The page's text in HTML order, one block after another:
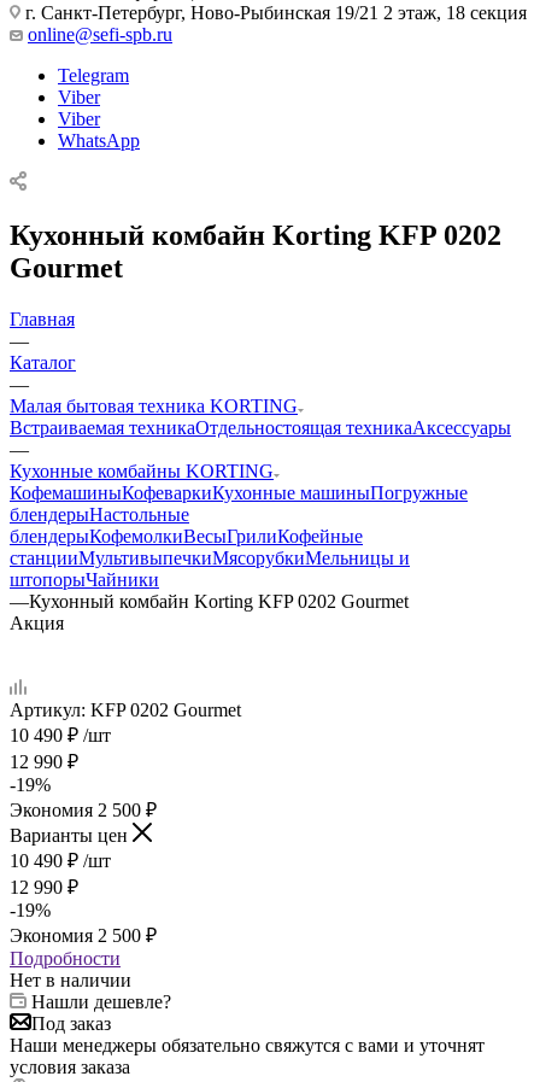
г. Санкт-Петербург, Ново-Рыбинская 19/21 2 этаж, 18 секция
online@sefi-spb.ru
Telegram
Viber
Viber
WhatsApp
Кухонный комбайн Korting KFP 0202
Gourmet
Главная
—
Каталог
—
Малая бытовая техника KORTING
Встраиваемая техникаОтдельностоящая техникаАксессуары
—
Кухонные комбайны KORTING
КофемашиныКофеваркиКухонные машиныПогружные
блендерыНастольные
блендерыКофемолкиВесыГрилиКофейные
станцииМультивыпечкиМясорубкиМельницы и
штопорыЧайники
—Кухонный комбайн Korting KFP 0202 Gourmet
Акция
Артикул: KFP 0202 Gourmet
10 490 ₽ /шт
12 990 ₽
-19%
Экономия 2 500 ₽
Варианты цен
10 490 ₽ /шт
12 990 ₽
-19%
Экономия 2 500 ₽
Подробности
Нет в наличии
Нашли дешевле?
Под заказ
Наши менеджеры обязательно свяжутся с вами и уточнят
условия заказа